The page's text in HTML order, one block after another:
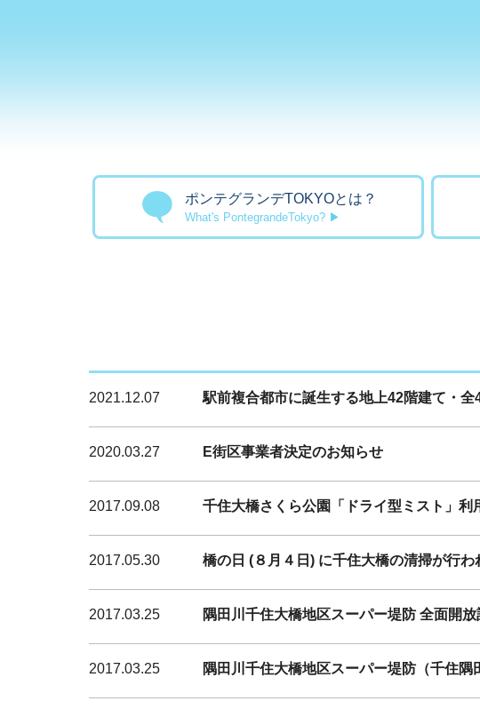
ポンテグランデTOKYOとは？
What's PontegrandeTokyo? ▶
2021.12.07 駅前複合都市に誕生する地上42階建て・
2020.03.27 E街区事業者決定のお知らせ
2017.09.08 千住大橋さくら公園「ドライ型ミスト」利
2017.05.30 橋の日 (８月４日) に千住大橋の清掃が行わ
2017.03.25 隅田川千住大橋地区スーパー堤防 全面開放
2017.03.25 隅田川千住大橋地区スーパー堤防（千住